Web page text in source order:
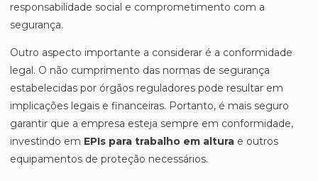
responsabilidade social e comprometimento com a
segurança.
Outro aspecto importante a considerar é a conformidade
legal. O não cumprimento das normas de segurança
estabelecidas por órgãos reguladores pode resultar em
implicações legais e financeiras. Portanto, é mais seguro
garantir que a empresa esteja sempre em conformidade,
investindo em EPIs para trabalho em altura e outros
equipamentos de proteção necessários.